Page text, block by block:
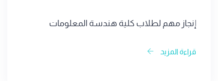
إنجاز مهم لطلاب كلية هندسة المعلومات
قراءة المزيد